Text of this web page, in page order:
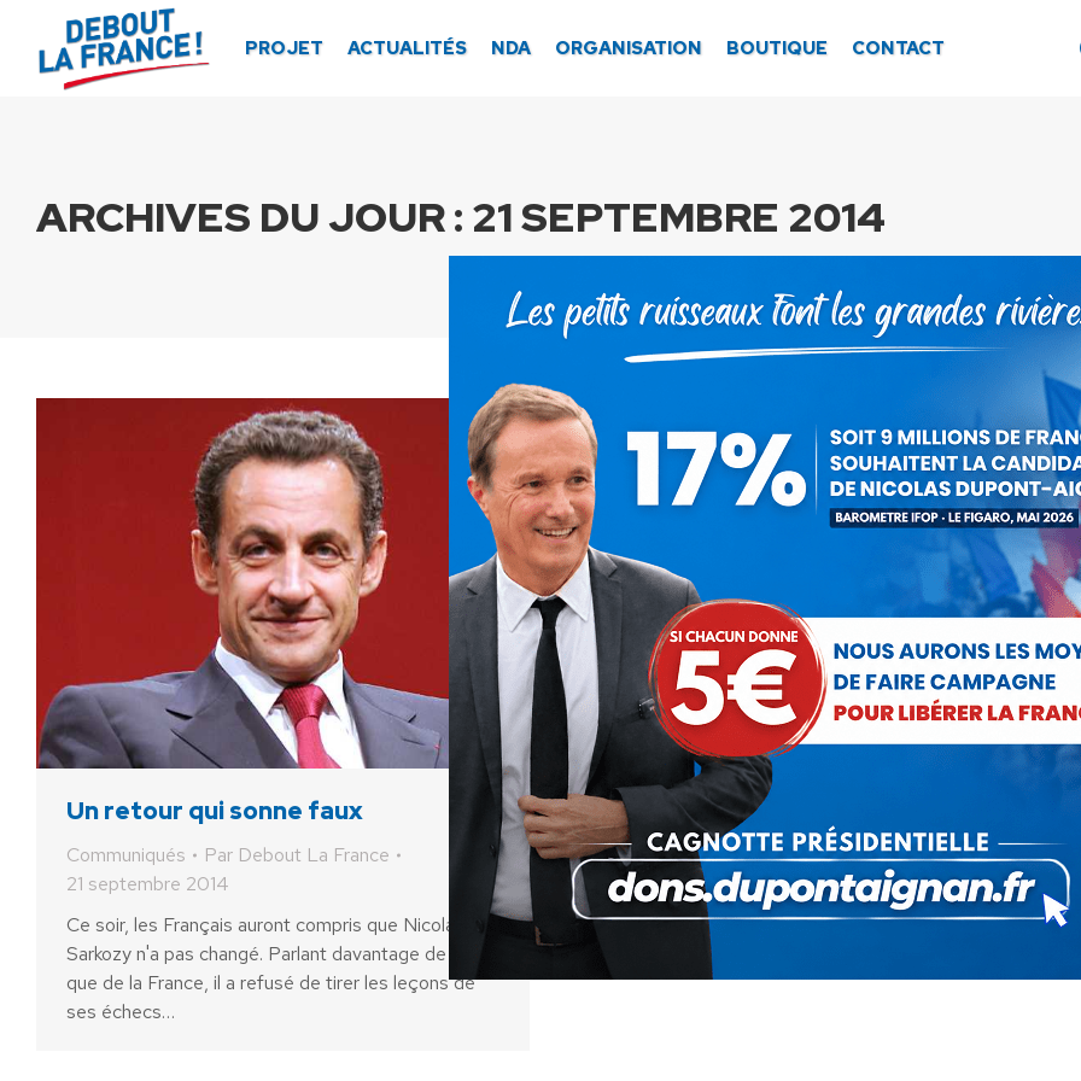
PROJET ACTUALITÉS NDA ORGANISATION BOUTIQUE CONTACT
ARCHIVES DU JOUR : 21 SEPTEMBRE 2014
Un retour qui sonne faux
Communiqués Par Debout La France
21 septembre 2014
Ce soir, les Français auront compris que Nicolas
Sarkozy n'a pas changé. Parlant davantage de lui
que de la France, il a refusé de tirer les leçons de
ses échecs…
Panneau de gestion des cookies